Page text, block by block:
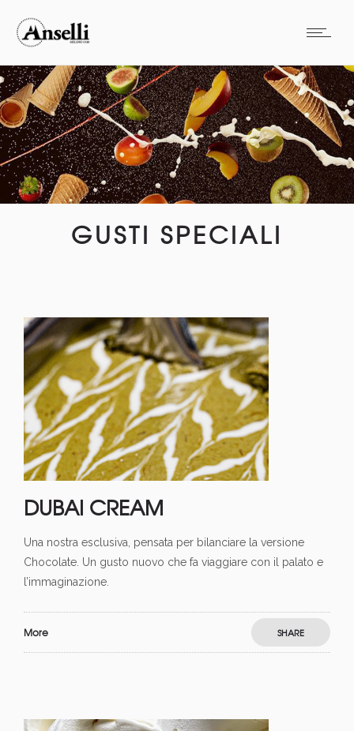
GUSTI SPECIALI
DUBAI CREAM
Una nostra esclusiva, pensata per bilanciare la versione
Chocolate. Un gusto nuovo che fa viaggiare con il palato e
l’immaginazione.
More SHARE